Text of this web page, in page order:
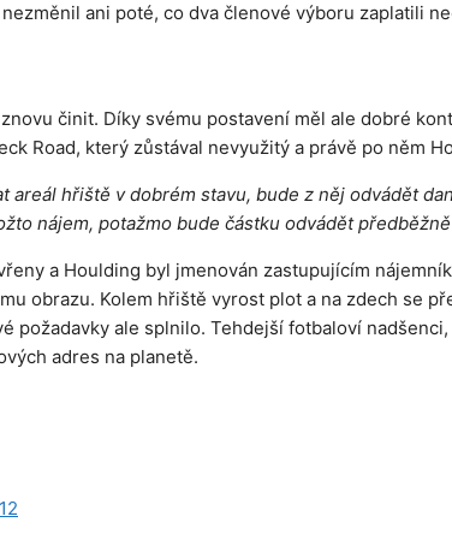
ani poté, co dva členové výboru zaplatili
činit. Díky svému postavení měl ale dobré
Road, který zůstával nevyužitý a právě po něm
areál hřiště v dobrém stavu, bude z něj odvádět
nájem, potažmo bude částku odvádět
a Houlding byl jmenován zastupujícím
obrazu. Kolem hřiště vyrost plot a na zdech se
požadavky ale splnilo. Tehdejší fotbaloví
adres na planetě.